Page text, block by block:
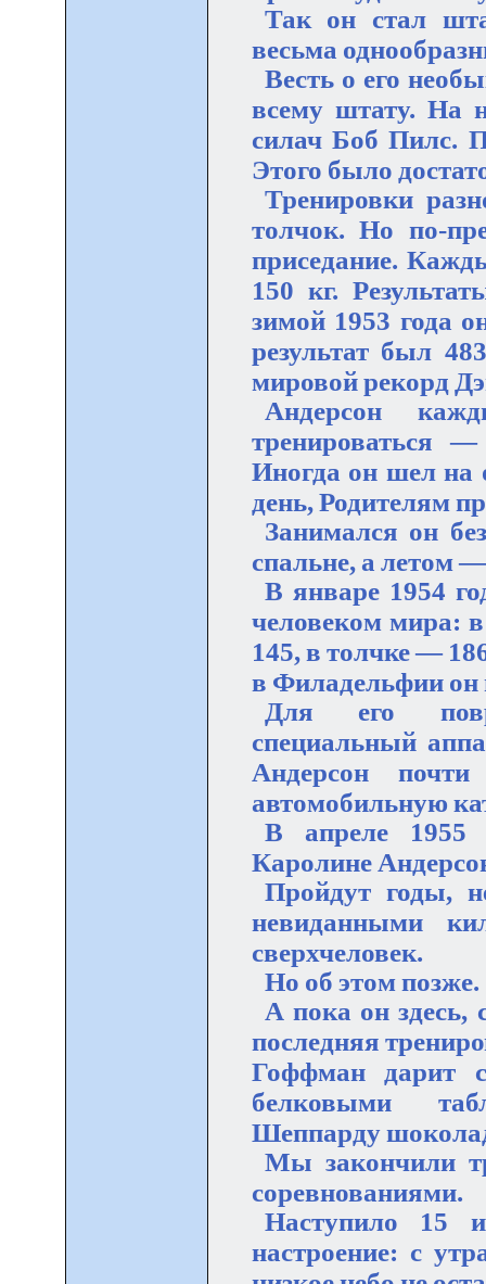
Так он стал
весьма
Весть о его
всему штату. На
силач Боб Пилс.
Этого было
Тренировки
толчок. Но по-
приседание.
150 кг.
зимой 1953 года
результат был
мировой рекорд
Андерсон
тренироваться
Иногда он шел на
день, Родителям
Занимался он
спальне, а летом
В январе 1954
человеком мира:
145, в толчке —
в Филадельфии он
Для его
специальный
Андерсон
автомобильную
В апреле 1955
Каролине
Пройдут годы,
невиданными
сверхчеловек.
Но об этом позже.
А пока он здесь,
последняя
Гоффман дарит
белковыми
Шеппарду
Мы закончили
соревнованиями.
Наступило 15
настроение: с